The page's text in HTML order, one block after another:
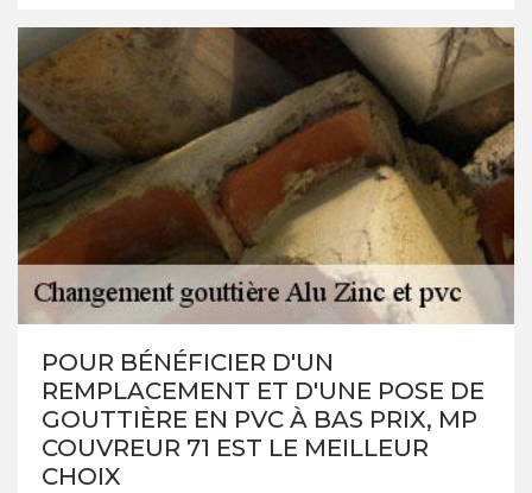
POUR BÉNÉFICIER D'UN
REMPLACEMENT ET D'UNE POSE DE
GOUTTIÈRE EN PVC À BAS PRIX, MP
COUVREUR 71 EST LE MEILLEUR
CHOIX